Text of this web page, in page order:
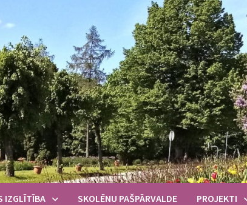
IZGLĪTĪBA SKOLĒNU PAŠPĀRVALDE PROJEKTI